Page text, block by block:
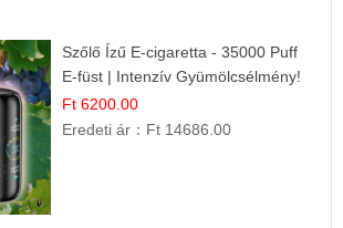
Szőlő Ízű E-cigaretta - 35000 Puff
E-füst | Intenzív Gyümölcsélmény!
Ft 6200.00
Eredeti ár： Ft 14686.00